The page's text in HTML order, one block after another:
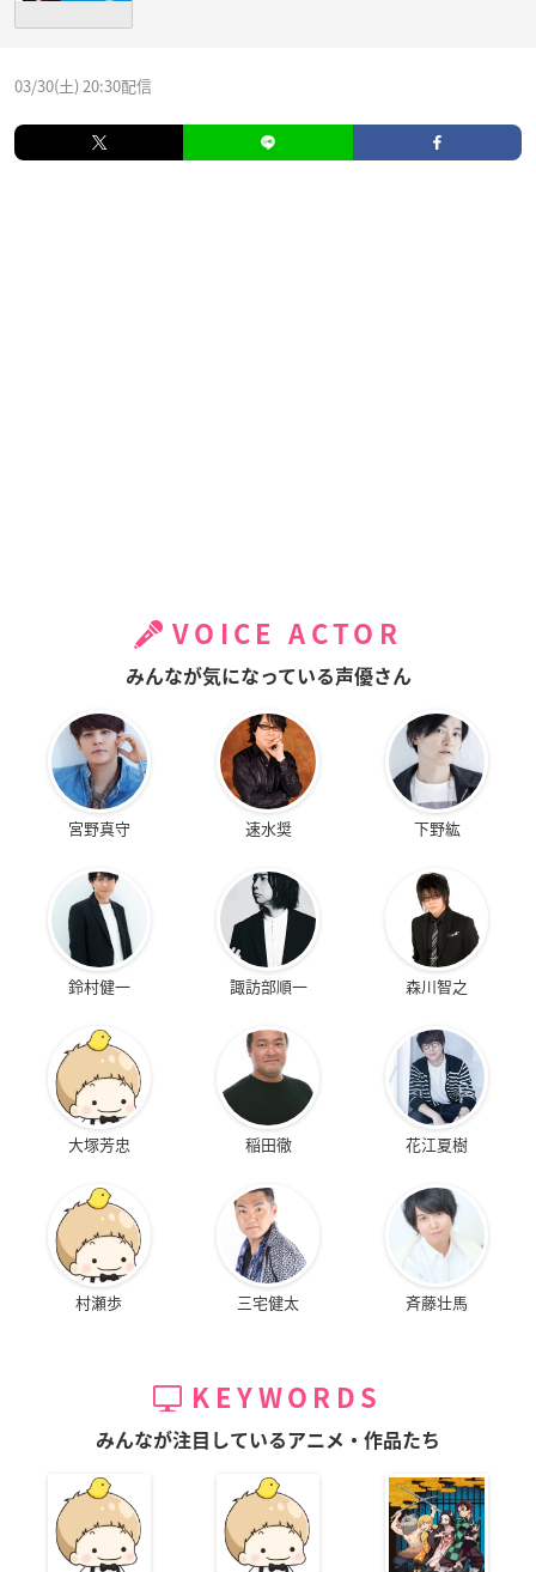
03/30(土) 20:30配信
VOICE ACTOR
みんなが気になっている声優さん
宮野真守 速水奨 下野紘
鈴村健一 諏訪部順一 森川智之
大塚芳忠 稲田徹 花江夏樹
村瀬歩 三宅健太 斉藤壮馬
KEYWORDS
みんなが注目しているアニメ・作品たち